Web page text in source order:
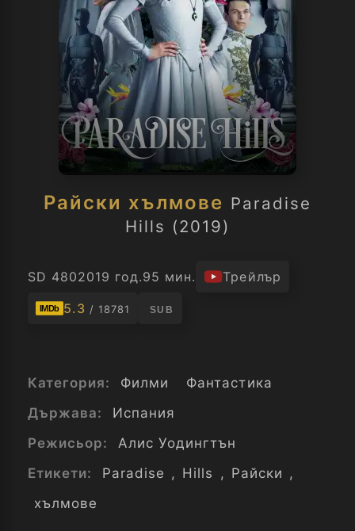
Райски хълмове Paradise
Hills (2019)
SD 4802019 год.95 мин. Трейлър
IMDb 5.3 / 18781 SUB
Категория: Филми
Фантастика
Държава:
Испания
Режисьор:
Алис Уодингтън
Етикети:
Paradise , Hills , Райски ,
хълмове